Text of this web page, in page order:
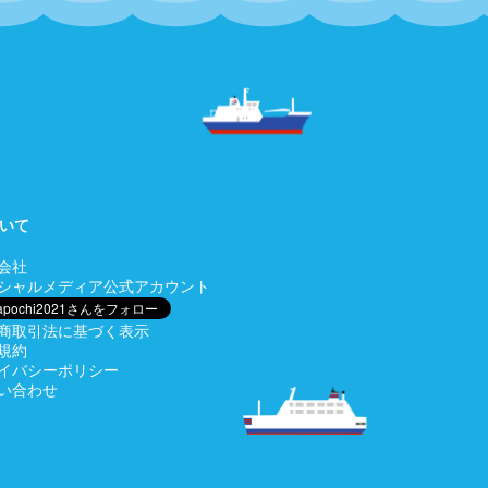
て
社
ャルメディア公式アカウント
取引法に基づく表示
約
バシーポリシー
合わせ